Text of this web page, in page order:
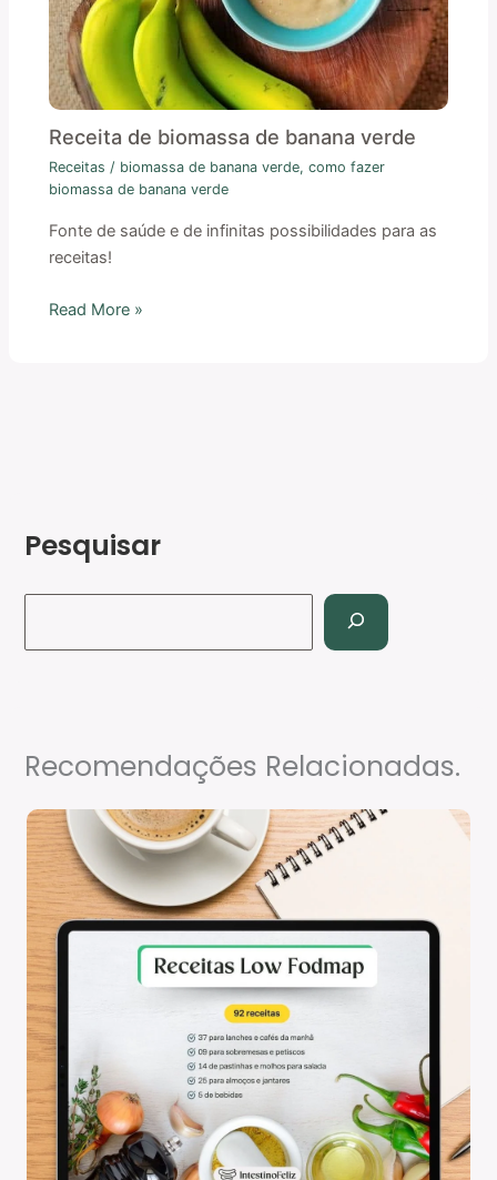
Receita de biomassa de banana verde
Receitas / biomassa de banana verde,como fazer
biomassa de banana verde
Fonte de saúde e de infinitas possibilidades para as
receitas!
Read More »
Pesquisar
Recomendações Relacionadas.